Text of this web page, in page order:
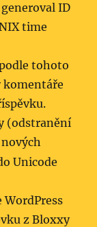
ID
time
tohoto
komentáře
(odstranění
Unicode
WordPress
z Bloxxy